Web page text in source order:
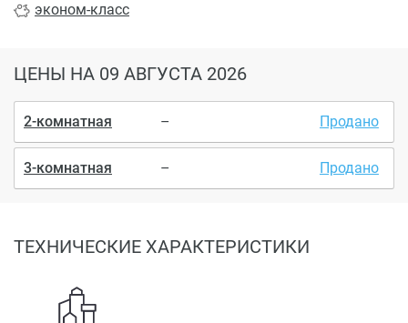
эконом-класс
ЦЕНЫ НА 09 АВГУСТА 2026
2-комнатная – Продано
3-комнатная – Продано
ТЕХНИЧЕСКИЕ ХАРАКТЕРИСТИКИ